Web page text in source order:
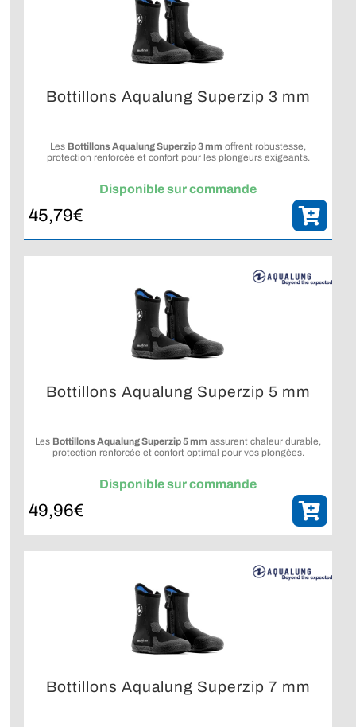
Bottillons Aqualung Superzip 3 mm
Les Bottillons Aqualung Superzip 3 mm offrent robustesse,
protection renforcée et confort pour les plongeurs exigeants.
Disponible sur commande
45,79€
Bottillons Aqualung Superzip 5 mm
Les Bottillons Aqualung Superzip 5 mm assurent chaleur durable,
protection renforcée et confort optimal pour vos plongées.
Disponible sur commande
49,96€
Bottillons Aqualung Superzip 7 mm